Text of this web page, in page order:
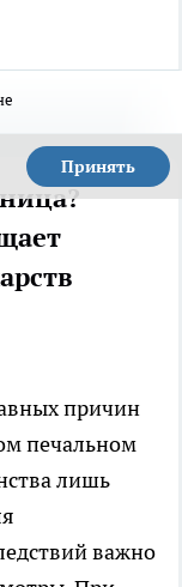
Принять
причин
печальном
лишь
важно